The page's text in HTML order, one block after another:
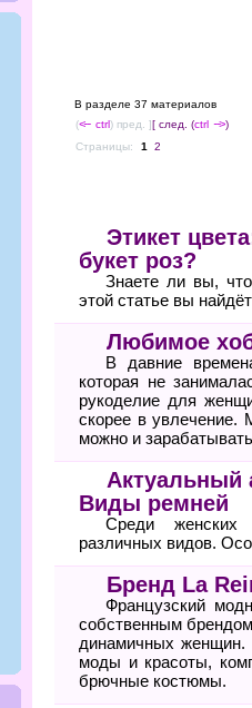
В разделе 37 материалов
(<-- ctrl) пред. ][ след. (ctrl --> )
Страницы:
1 2
Этикет
букет роз?
Знаете ли вы,
этой статье вы
Любимое
В давние
которая не
рукоделие для
скорее в увлечение.
можно и
Актуальный
Виды ремней
Среди женских
различных видов.
Бренд La
Французский
собственным
динамичных женщин.
моды и красоты,
брючные костюмы.